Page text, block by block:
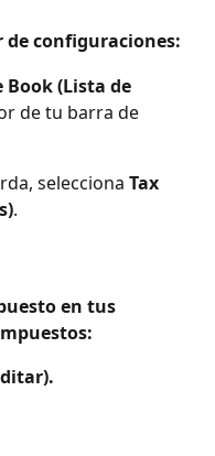
de configuraciones:
Book (Lista de
de tu barra de
selecciona Tax
.
en tus